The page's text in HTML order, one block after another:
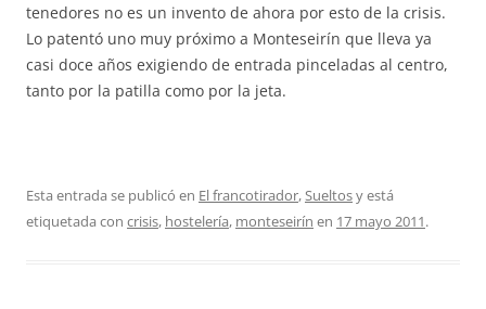
tenedores no es un invento de ahora por esto de la crisis.
Lo patentó uno muy próximo a Monteseirín que lleva ya
casi doce años exigiendo de entrada pinceladas al centro,
tanto por la patilla como por la jeta.
Esta entrada se publicó en El francotirador,Sueltosy está
etiquetada con crisis, hostelería, monteseirín en 17 mayo 2011.